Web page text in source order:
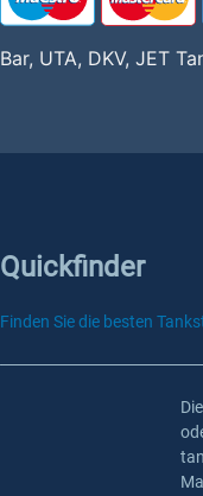
Bar, UTA, DKV, JET
Quickfinder
Finden Sie die besten